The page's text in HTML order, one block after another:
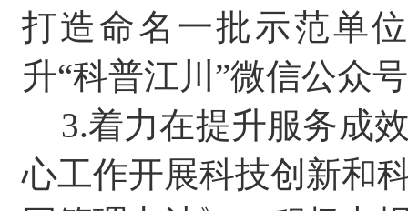
打造命名一批示范单
升“科普江川 ”微信公众
3.着力在提升服务成
心工作开展科技创新和